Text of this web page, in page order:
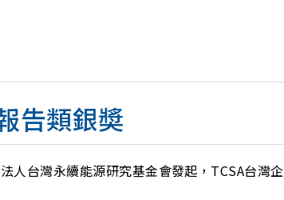
告類銀奬
台灣永續能源研究基金會發起，TCSA台灣